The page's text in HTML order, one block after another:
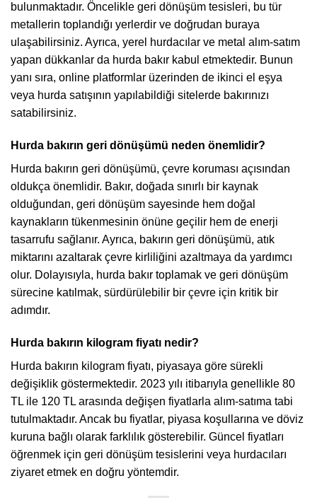
bulunmaktadır. Öncelikle geri dönüşüm tesisleri, bu tür
metallerin toplandığı yerlerdir ve doğrudan buraya
ulaşabilirsiniz. Ayrıca, yerel hurdacılar ve metal alım-satım
yapan dükkanlar da hurda bakır kabul etmektedir. Bunun
yanı sıra, online platformlar üzerinden de ikinci el eşya
veya hurda satışının yapılabildiği sitelerde bakırınızı
satabilirsiniz.
Hurda bakırın geri dönüşümü neden önemlidir?
Hurda bakırın geri dönüşümü, çevre koruması açısından
oldukça önemlidir. Bakır, doğada sınırlı bir kaynak
olduğundan, geri dönüşüm sayesinde hem doğal
kaynakların tükenmesinin önüne geçilir hem de enerji
tasarrufu sağlanır. Ayrıca, bakırın geri dönüşümü, atık
miktarını azaltarak çevre kirliliğini azaltmaya da yardımcı
olur. Dolayısıyla, hurda bakır toplamak ve geri dönüşüm
sürecine katılmak, sürdürülebilir bir çevre için kritik bir
adımdır.
Hurda bakırın kilogram fiyatı nedir?
Hurda bakırın kilogram fiyatı, piyasaya göre sürekli
değişiklik göstermektedir. 2023 yılı itibarıyla genellikle 80
TL ile 120 TL arasında değişen fiyatlarla alım-satıma tabi
tutulmaktadır. Ancak bu fiyatlar, piyasa koşullarına ve döviz
kuruna bağlı olarak farklılık gösterebilir. Güncel fiyatları
öğrenmek için geri dönüşüm tesislerini veya hurdacıları
ziyaret etmek en doğru yöntemdir.